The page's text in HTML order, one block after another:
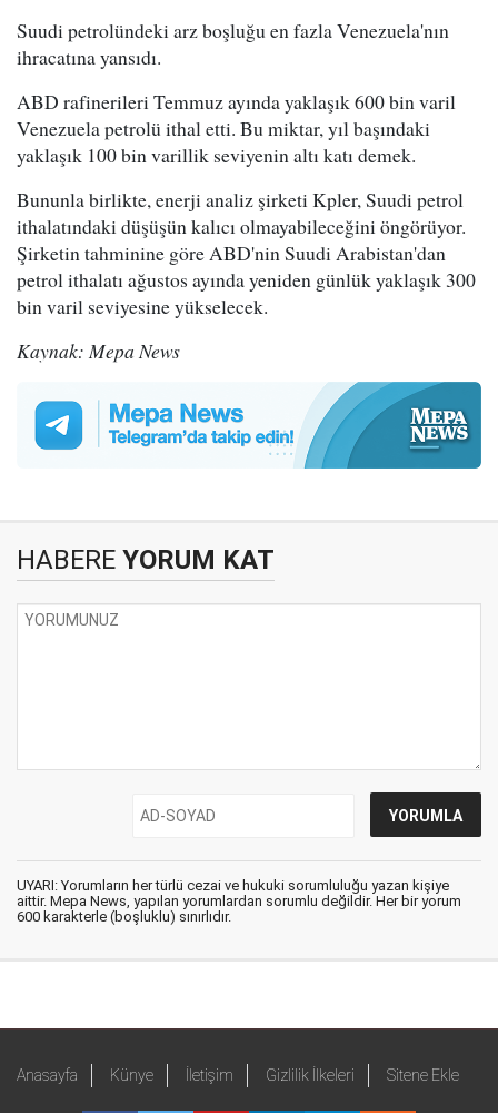
Suudi petrolündeki arz boşluğu en fazla Venezuela'nın
ihracatına yansıdı.
ABD rafinerileri Temmuz ayında yaklaşık 600 bin varil
Venezuela petrolü ithal etti. Bu miktar, yıl başındaki
yaklaşık 100 bin varillik seviyenin altı katı demek.
Bununla birlikte, enerji analiz şirketi Kpler, Suudi petrol
ithalatındaki düşüşün kalıcı olmayabileceğini öngörüyor.
Şirketin tahminine göre ABD'nin Suudi Arabistan'dan
petrol ithalatı ağustos ayında yeniden günlük yaklaşık 300
bin varil seviyesine yükselecek.
Kaynak: Mepa News
HABERE YORUM KAT
UYARI: Yorumların her türlü cezai ve hukuki sorumluluğu yazan kişiye
aittir. Mepa News, yapılan yorumlardan sorumlu değildir. Her bir yorum
600 karakterle (boşluklu) sınırlıdır.
Anasayfa Künye İletişim Gizlilik İlkeleri Sitene Ekle